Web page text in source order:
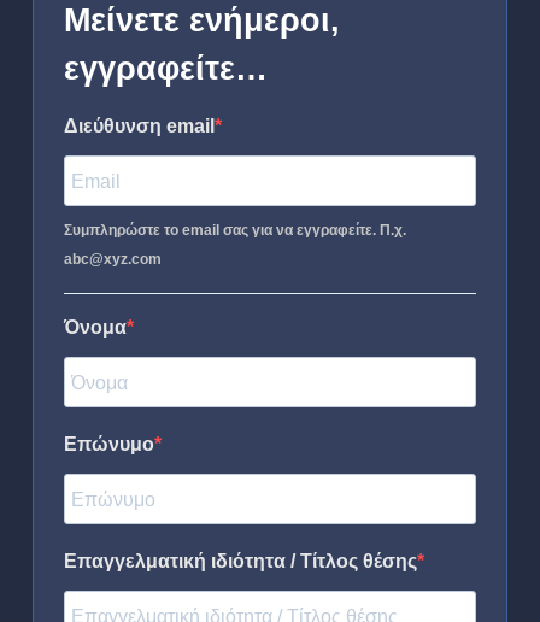
Μείνετε ενήμεροι,
εγγραφείτε…
Διεύθυνση email
Συμπληρώστε το email σας για να εγγραφείτε. Π.χ.
abc@xyz.com
Όνομα
Επώνυμο
Επαγγελματική ιδιότητα / Τίτλος θέσης